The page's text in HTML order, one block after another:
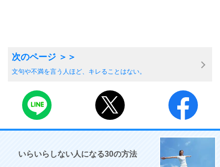
文句や不満を言う人ほど、キレることはない。
いらいらしない人になる30の方法